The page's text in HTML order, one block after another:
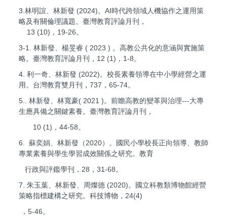
3.林明誼、林新發 (2024)。AI時代跨領域人機協作之運用策
略及有關倫理議題。臺灣教育評論月刊，
13 (10)，19-26。
3-1. 林新發、楊旻睿 ( 2023 ) 。高教公共化的意涵與實施策
略。臺灣教育評論月刊，12 (1)，1-8。
4. 利一奇、林新發 (2022)。校長素養領導在中小學經營之運
用。台灣教育雙月刊，737，65-74。
5.. 林新發、林寬豪( 2021 )。前瞻高教的變革與治理---大專
生應具備之關鍵素養。臺灣教育評論月刊，
10 (1)，44-58。
6. 蘇奕娟、林新發（2020）。國民小學校長正向領導、教師
專業素養與學生學習成效關係之研究。教育
行政與評鑑學刊，28，31-68。
7. 朱玉葉、林新發、周燦德 (2020)。國立科教類博物館經營
策略指標建構之研究。科技博物，24(4)
，5-46。